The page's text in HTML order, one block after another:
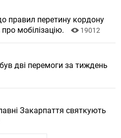
правил перетину кордону
мобілізацію.
19012
дві перемоги за тиждень
Закарпаття святкують